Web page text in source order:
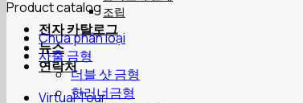
조립
전자 카탈로그
뉴스
연락처
Virtual Tour
Product catalog
Chưa phân loại
사출 금형
더블 샷 금형
핫러너금형